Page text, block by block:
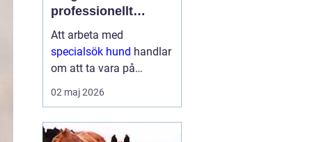
professionellt
nosarbete
Att arbeta med
specialsök hund handlar
om att ta vara på
hundens starkaste sinne
nosen och rikta den mot
noggrann träning kan
02 maj 2026